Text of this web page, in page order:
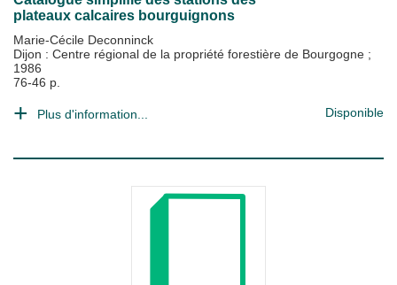
plateaux calcaires bourguignons
Marie-Cécile Deconninck
Dijon : Centre régional de la propriété forestière de Bourgogne ;
1986
76-46 p.
Plus d'information... Disponible